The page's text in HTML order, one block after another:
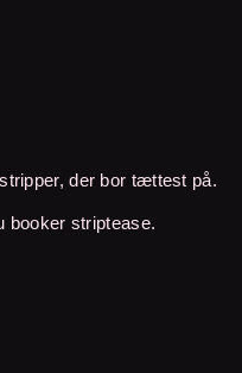
der bor tættest på.
booker striptease.